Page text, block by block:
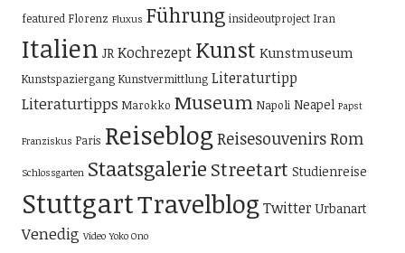
featured Florenz Fluxus Führung insideoutproject Iran
Italien JR Kochrezept Kunst Kunstmuseum
Kunstspaziergang Kunstvermittlung Literaturtipp
Literaturtipps Marokko Museum Napoli Neapel Papst
Franziskus Paris Reiseblog ReisesouvenirsRom
Schlossgarten Staatsgalerie Streetart Studienreise
StuttgartTravelblog Twitter Urbanart
Venedig Video Yoko Ono